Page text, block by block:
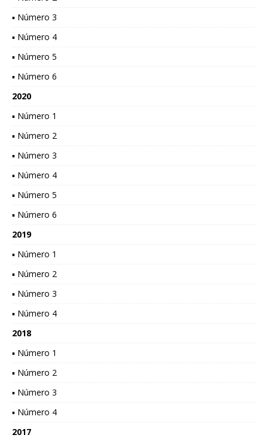
▪ Número 3
▪ Número 4
▪ Número 5
▪ Número 6
2020
▪ Número 1
▪ Número 2
▪ Número 3
▪ Número 4
▪ Número 5
▪ Número 6
2019
▪ Número 1
▪ Número 2
▪ Número 3
▪ Número 4
2018
▪ Número 1
▪ Número 2
▪ Número 3
▪ Número 4
2017